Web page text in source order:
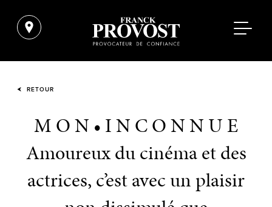
RETOUR
M O N • I N C O N N U E
Amoureux du cinéma et des
actrices, c’est avec un plaisir